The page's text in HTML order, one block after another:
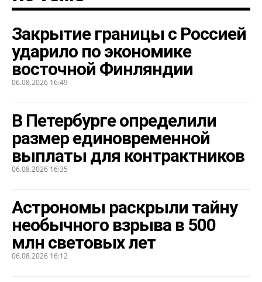
Закрытие границы с Россией
ударило по экономике
восточной Финляндии
06.08.2026 16:49
В Петербурге определили
размер единовременной
выплаты для контрактников
06.08.2026 16:35
Астрономы раскрыли тайну
необычного взрыва в 500
млн световых лет
06.08.2026 16:12